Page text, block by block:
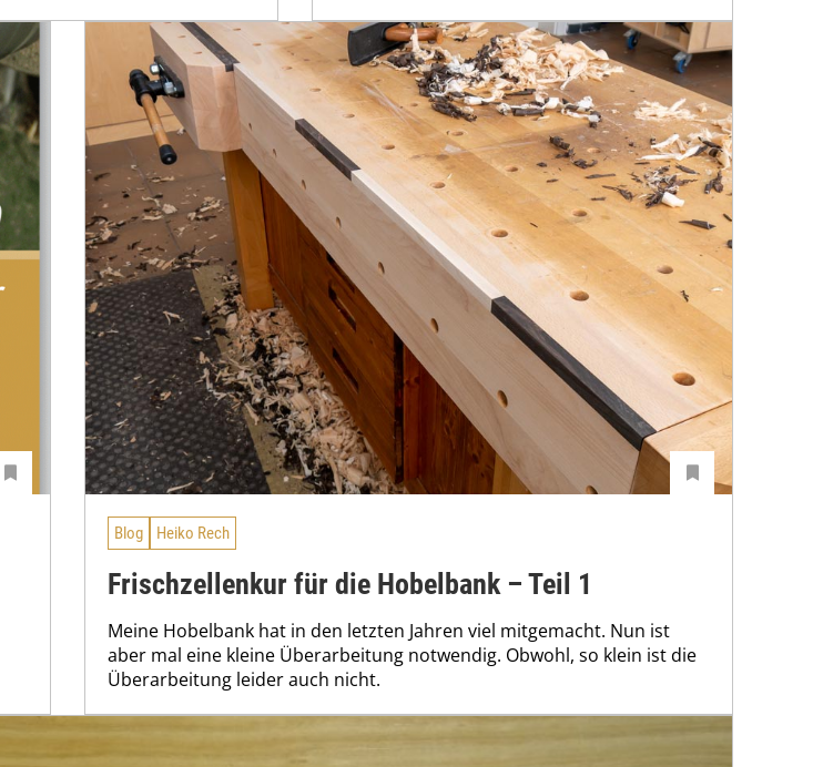
Blog Heiko Rech
Frischzellenkur für die Hobelbank – Teil 1
Meine Hobelbank hat in den letzten Jahren viel mitgemacht. Nun ist
aber mal eine kleine Überarbeitung notwendig. Obwohl, so klein ist die
Überarbeitung leider auch nicht.